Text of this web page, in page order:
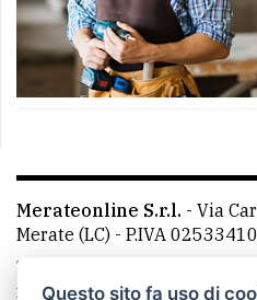
Merateonline S.r.l. - Via
Merate (LC) - P.IVA
Telefono:
mail:Questo sito fa uso di